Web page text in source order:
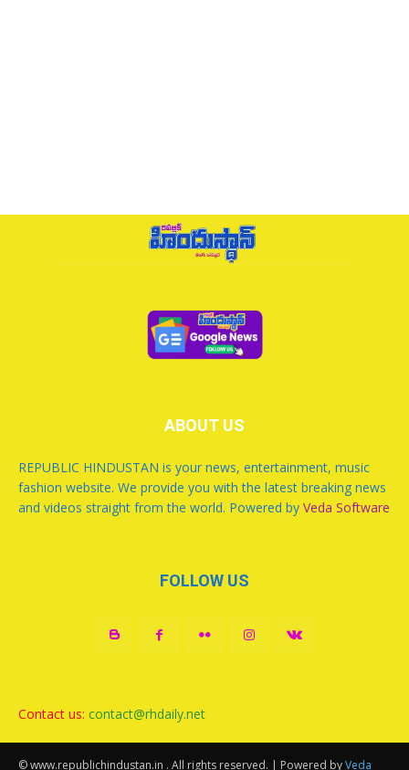
ABOUT US
REPUBLIC HINDUSTAN is your news, entertainment, music
fashion website. We provide you with the latest breaking news
and videos straight from the world. Powered by Veda Software
FOLLOW US
Contact us: contact@rhdaily.net
© www.republichindustan.in . All rights reserved. | Powered byVeda